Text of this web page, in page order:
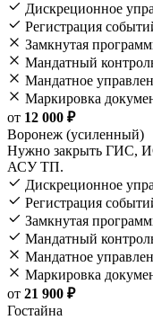
Дискреционное
Регистрация
Замкнутая
Мандатный
Мандатное
Маркировка
от 12 000 ₽
Воронеж (усиленный)
Нужно закрыть ГИС,
АСУ ТП.
Дискреционное
Регистрация
Замкнутая
Мандатный
Мандатное
Маркировка
от 21 900 ₽
Гостайна